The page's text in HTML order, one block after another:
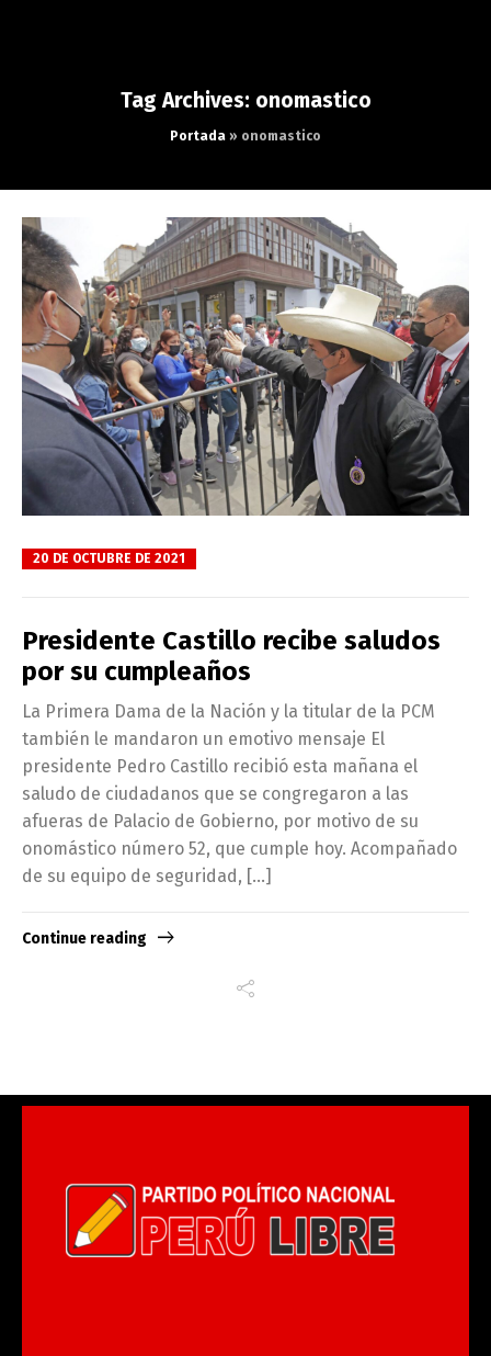
Tag Archives: onomastico
Portada » onomastico
20 DE OCTUBRE DE 2021
Presidente Castillo recibe saludos
por su cumpleaños
La Primera Dama de la Nación y la titular de la PCM
también le mandaron un emotivo mensaje El
presidente Pedro Castillo recibió esta mañana el
saludo de ciudadanos que se congregaron a las
afueras de Palacio de Gobierno, por motivo de su
onomástico número 52, que cumple hoy. Acompañado
de su equipo de seguridad, […]
Continue reading